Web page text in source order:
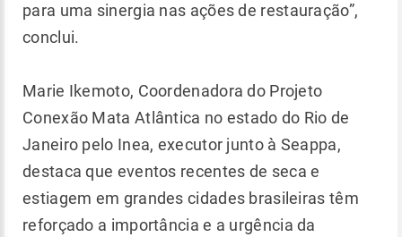
para uma sinergia nas ações de restauração”,
conclui.
Marie Ikemoto, Coordenadora do Projeto
Conexão Mata Atlântica no estado do Rio de
Janeiro pelo Inea, executor junto à Seappa,
destaca que eventos recentes de seca e
estiagem em grandes cidades brasileiras têm
reforçado a importância e a urgência da